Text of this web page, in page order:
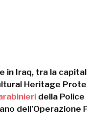
in Iraq, tra la
Heritage
della
dell’Operazione